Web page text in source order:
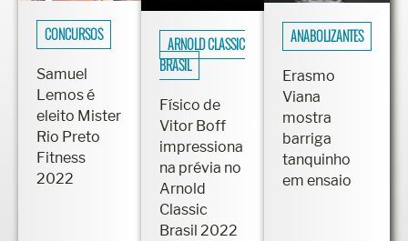
CONCURSOS
Samuel
Lemos é
eleito Mister
Rio Preto
Fitness
2022
ARNOLD CLASSIC
BRASIL
Físico de
Vitor Boff
impressiona
na prévia no
Arnold
Classic
Brasil 2022
ANABOLIZANTES
Erasmo
Viana
mostra
barriga
tanquinho
em ensaio